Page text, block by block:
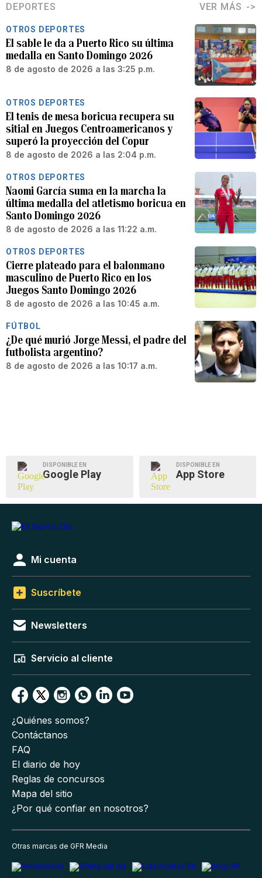
DEPORTES VER MÁS
OTROS DEPORTES
El sable le da a Puerto Rico su última
medalla en Santo Domingo 2026
8 de agosto de 2026 a las 3:25 p.m.
OTROS DEPORTES
El tenis de mesa boricua recupera su
sitial en Juegos Centroamericanos y
superó la proyección del Copur
8 de agosto de 2026 a las 2:04 p.m.
OTROS DEPORTES
Naomi García suma en la marcha la
última medalla del atletismo boricua en
Santo Domingo 2026
8 de agosto de 2026 a las 11:22 a.m.
OTROS DEPORTES
Cierre plateado para el balonmano
masculino de Puerto Rico en los
Juegos Santo Domingo 2026
8 de agosto de 2026 a las 10:45 a.m.
FÚTBOL
¿De qué murió Jorge Messi, el padre del
futbolista argentino?
8 de agosto de 2026 a las 10:17 a.m.
DISPONIBLE EN
Google Play
DISPONIBLE EN
App Store
Mi cuenta
Suscríbete
Newsletters
Servicio al cliente
¿Quiénes somos?
Contáctanos
FAQ
El diario de hoy
Reglas de concursos
Mapa del sitio
¿Por qué confiar en nosotros?
Otras marcas de GFR Media